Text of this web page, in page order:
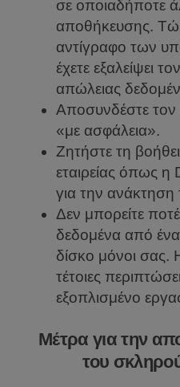
σε οποιαδήποτε
αποθήκευσης.
αντίγραφο των
έχετε εξαλείψει
απώλειας
Αποσυνδέστε
«με ασφάλεια».
Ζητήστε τη
εταιρείας όπως
για την
Δεν μπορείτε
δεδομένα από
δίσκο μόνοι
τέτοιες
εξοπλισμένο
Μέτρα για την
του